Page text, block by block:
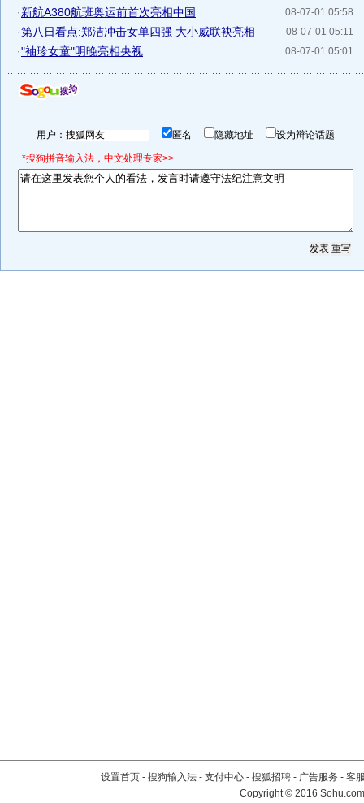
08-07-01 05:58
·新航A380航班奥运前首次亮相中国
08-07-01 05:11
·第八日看点:郑洁冲击女单四强 大小威联袂亮相
08-07-01 05:01
·"袖珍女童"明晚亮相央视
用户： 匿名 隐藏地址 设为辩论话题
*搜狗拼音输入法，中文处理专家>>
设置首页 - 搜狗输入法 - 支付中心 - 搜狐招聘 - 广告服务 - 客
Copyright©2016